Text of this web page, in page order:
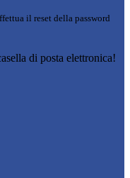
il reset della password
di posta elettronica!